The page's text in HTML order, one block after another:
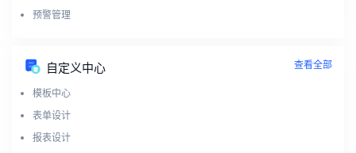
预警管理
自定义中心 查看全部
模板中心
表单设计
报表设计